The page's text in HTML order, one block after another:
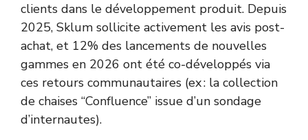
clients dans le développement produit. Depuis
2025, Sklum sollicite activement les avis post-
achat, et 12% des lancements de nouvelles
gammes en 2026 ont été co-développés via
ces retours communautaires (ex : la collection
de chaises “Confluence” issue d’un sondage
d’internautes).